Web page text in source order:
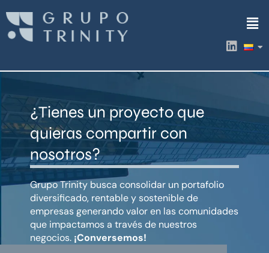
contenido
L
i
k
i
¿Tienes un proyecto que
quieras compartir con
nosotros?
Grupo Trinity busca consolidar un portafolio
diversificado, rentable y sostenible de
empresas generando valor en las comunidades
que impactamos a través de nuestros
negocios. ¡Conversemos!